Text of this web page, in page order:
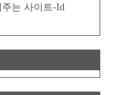
는 사이트-Id